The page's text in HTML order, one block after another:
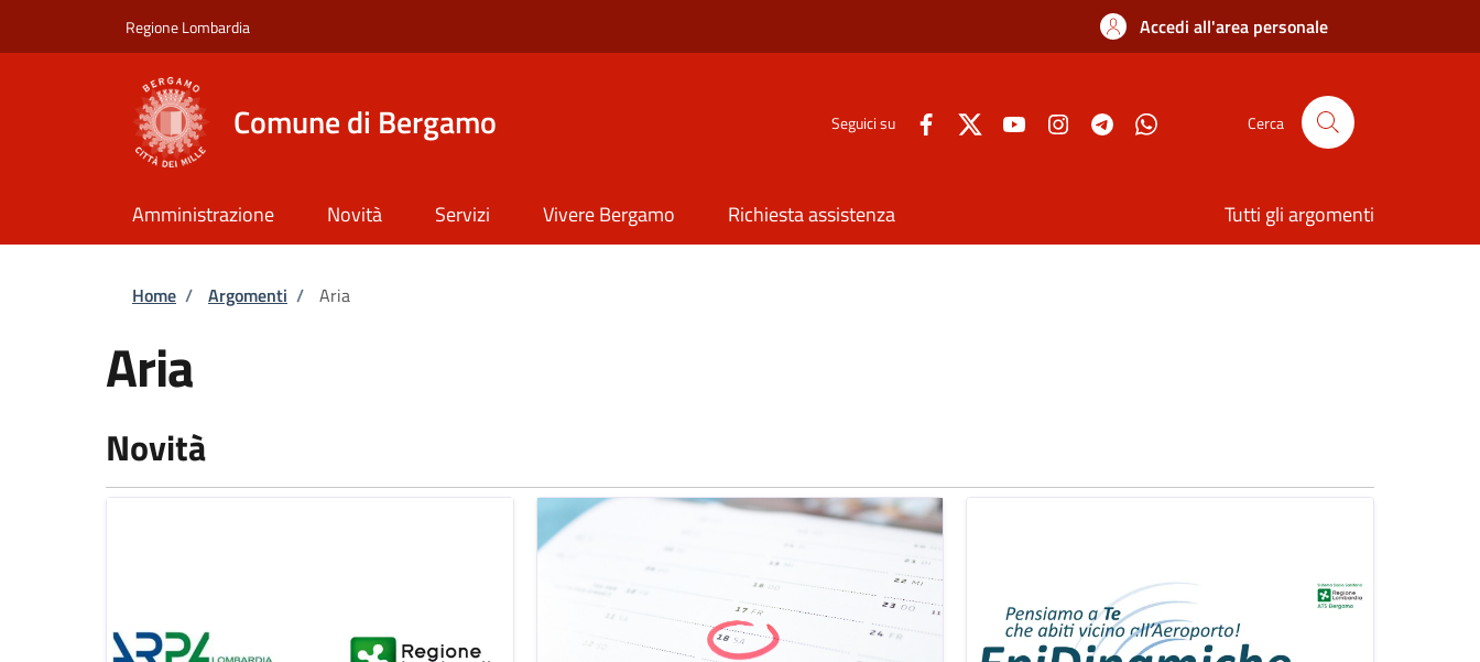
Regione Lombardia Accedi all'area personale
Comune di Bergamo Seguici su Cerca
Amministrazione Novità Servizi Vivere Bergamo Richiesta assistenza Tutti gli argomenti
Briciole di pane
Home / Argomenti / Aria
Aria
Novità